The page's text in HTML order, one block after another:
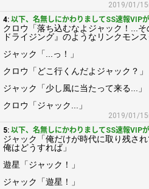
2019/01/
4: 以下、名無しにかわりましてSS速報VIP
クロウ「落ち込むなよジャック！...
ドライジング』のようなリンクモンス
ジャック「...っ！」
クロウ「どこ行くんだよジャック？」
ジャック「少し風に当たって来る...」
クロウ「ジャック...」
2019/01/
5: 以下、名無しにかわりましてSS速報VIP
ジャック「俺だけが時代に取り残さ
俺はどうすれば」
遊星「ジャック！」
ジャック「遊星！」